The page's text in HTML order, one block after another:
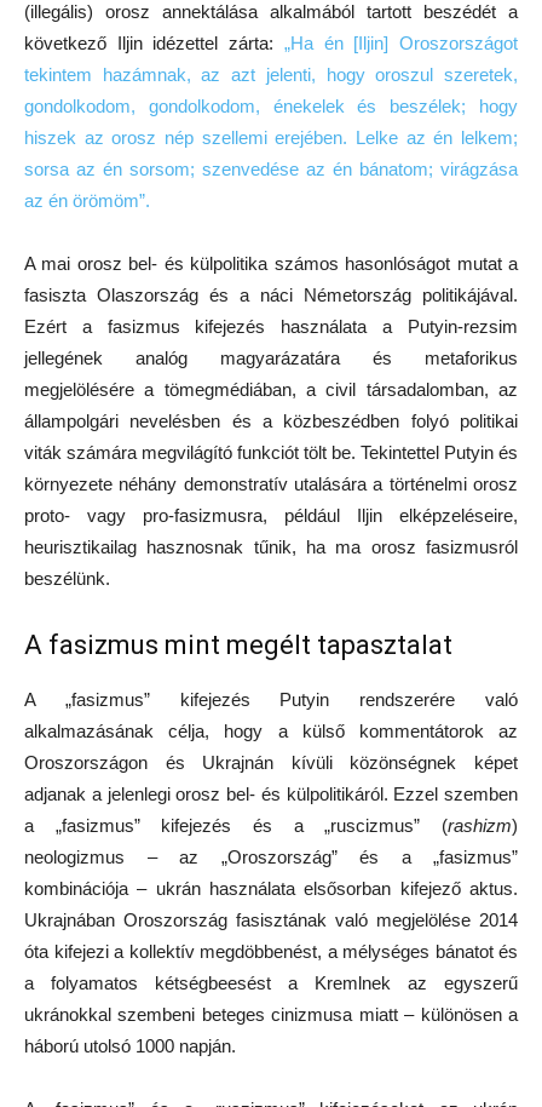
(illegális) orosz annektálása alkalmából tartott beszédét a
következő Iljin idézettel zárta: „Ha én [Iljin] Oroszországot
tekintem hazámnak, az azt jelenti, hogy oroszul szeretek,
gondolkodom, gondolkodom, énekelek és beszélek; hogy
hiszek az orosz nép szellemi erejében. Lelke az én lelkem;
sorsa az én sorsom; szenvedése az én bánatom; virágzása
az én örömöm”.
A mai orosz bel- és külpolitika számos hasonlóságot mutat a
fasiszta Olaszország és a náci Németország politikájával.
Ezért a fasizmus kifejezés használata a Putyin-rezsim
jellegének analóg magyarázatára és metaforikus
megjelölésére a tömegmédiában, a civil társadalomban, az
állampolgári nevelésben és a közbeszédben folyó politikai
viták számára megvilágító funkciót tölt be. Tekintettel Putyin és
környezete néhány demonstratív utalására a történelmi orosz
proto- vagy pro-fasizmusra, például Iljin elképzeléseire,
heurisztikailag hasznosnak tűnik, ha ma orosz fasizmusról
beszélünk.
A fasizmus mint megélt tapasztalat
A „fasizmus” kifejezés Putyin rendszerére való
alkalmazásának célja, hogy a külső kommentátorok az
Oroszországon és Ukrajnán kívüli közönségnek képet
adjanak a jelenlegi orosz bel- és külpolitikáról. Ezzel szemben
a „fasizmus” kifejezés és a „ruscizmus” (rashizm)
neologizmus – az „Oroszország” és a „fasizmus”
kombinációja – ukrán használata elsősorban kifejező aktus.
Ukrajnában Oroszország fasisztának való megjelölése 2014
óta kifejezi a kollektív megdöbbenést, a mélységes bánatot és
a folyamatos kétségbeesést a Kremlnek az egyszerű
ukránokkal szembeni beteges cinizmusa miatt – különösen a
háború utolsó 1000 napján.